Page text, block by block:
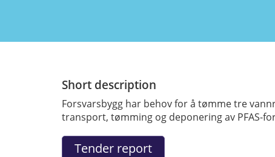
Short description
Forsvarsbygg har behov for å tømme tre
transport, tømming og deponering av PFAS-